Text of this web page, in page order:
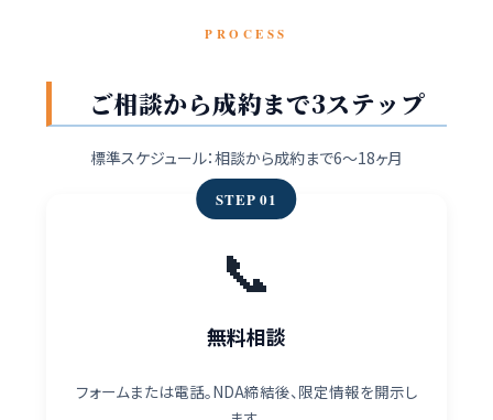
PROCESS
ご相談から成約まで3ステップ
標準スケジュール：相談から成約まで6〜18ヶ月
STEP 01
📞
無料相談
フォームまたは電話。NDA締結後、限定情報を開示し